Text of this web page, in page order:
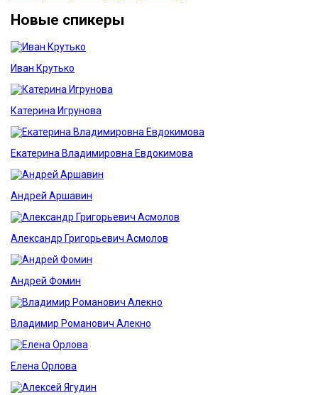
Новые спикеры
Иван Крутько
Катерина Игрунова
Екатерина Владимировна Евдокимова
Андрей Аршавин
Александр Григорьевич Асмолов
Андрей Фомин
Владимир Романович Алекно
Елена Орлова